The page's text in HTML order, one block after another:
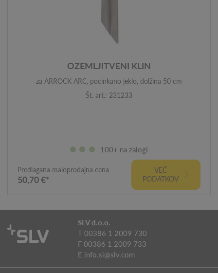
OZEMLJITVENI KLIN
za ARROCK ARC, pocinkano jeklo, dolžina 50 cm
Št. art.: 231233
100+ na zalogi
Predlagana maloprodajna cena
50,70 €*
VEČ
PODATKOV
SLV d.o.o.
T 00386 1 2009 730
F 00386 1 2009 733
E info.si@slv.com